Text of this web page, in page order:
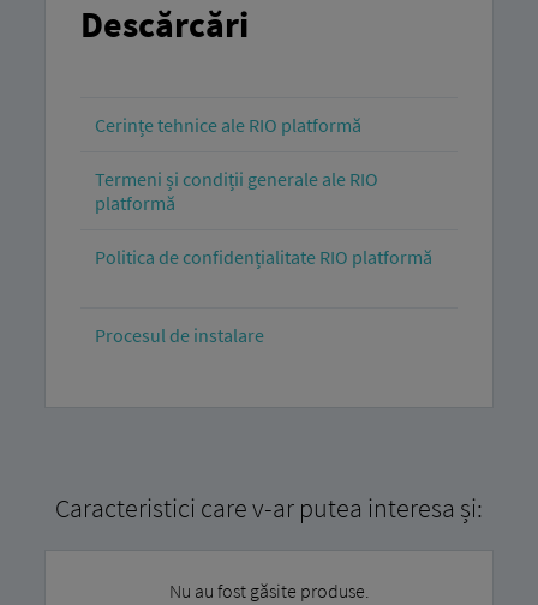
Descărcări
Cerințe tehnice ale RIO platformă
Termeni și condiții generale ale RIO
platformă
Politica de confidențialitate RIO platformă
Procesul de instalare
Caracteristici care v-ar putea interesa și:
Nu au fost găsite produse.